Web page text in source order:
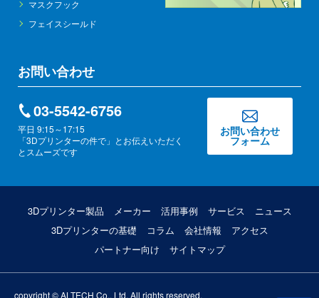
マスクフック
フェイスシールド
お問い合わせ
03-5542-6756
平日 9:15～17:15
「3Dプリンターの件で」とお伝えいただく
とスムーズです
お問い合わせ
フォーム
3Dプリンター製品 メーカー 活用事例 サービス
ニュース
3Dプリンターの基礎
コラム 会社情報
アクセス
パートナー向け
サイトマップ
copyright © ALTECH Co., Ltd. All rights reserved.